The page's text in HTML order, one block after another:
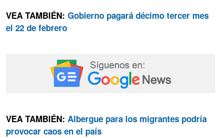
VEA TAMBIÉN: Gobierno pagará décimo tercer mes
el 22 de febrero
VEA TAMBIÉN: Albergue para los migrantes podría
provocar caos en el país